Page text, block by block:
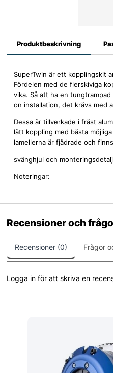
Produktbeskrivning
SuperTwin är ett kopplingskit
Fördelen med de flerskiviga
vika. Så att ha en
on installation, det krävs med
Dessa är tillverkade i fräst
lätt koppling med bästa
lamellerna är fjädrade och
svänghjul och
Noteringar:
Recensioner och
Recensioner (0) Frågor
Logga in för att skriva en